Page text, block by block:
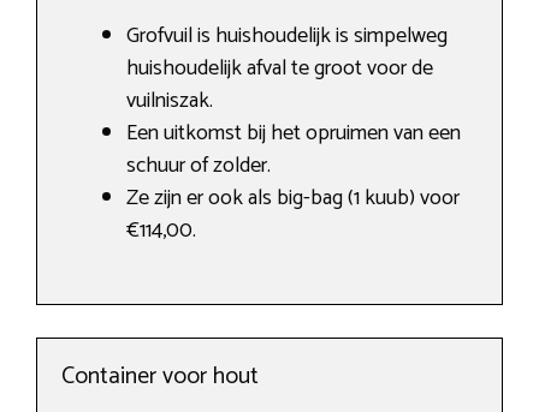
Grofvuil is huishoudelijk is simpelweg
huishoudelijk afval te groot voor de
vuilniszak.
Een uitkomst bij het opruimen van een
schuur of zolder.
Ze zijn er ook als big-bag (1 kuub) voor
€114,00.
Container voor hout